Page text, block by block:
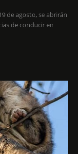
de agosto, se abrirán
de conducir en